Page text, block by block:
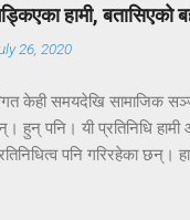
हामी, बतासिएको
26, 2020
केही समयदेखि सामाजिक
हुन् पनि। यी प्रतिनिधि हामी
पनि गरिरहेका छन्।
सत्य त्यही हो। हामीले अहिले